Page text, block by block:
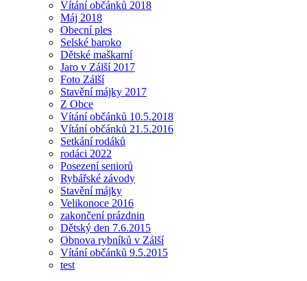
Vítání občánků 2018
Máj 2018
Obecní ples
Selské baroko
Dětské maškarní
Jaro v Zálší 2017
Foto Zálší
Stavění májky 2017
Z Obce
Vítání občánků 10.5.2018
Vítání občánků 21.5.2016
Setkání rodáků
rodáci 2022
Posezení seniorů
Rybářské závody
Stavění májky
Velikonoce 2016
zakončení prázdnin
Dětský den 7.6.2015
Obnova rybníků v Zálší
Vítání občánků 9.5.2015
test